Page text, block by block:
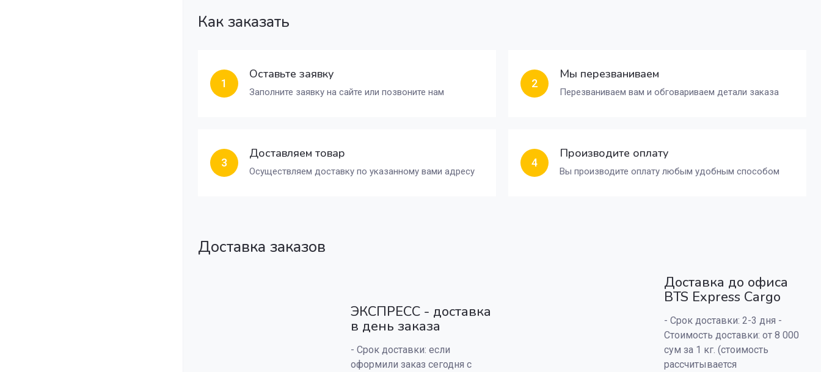
Как заказать
1
Оставьте заявку
Заполните заявку на сайте или позвоните нам
2
Мы перезваниваем
Перезваниваем вам и обговариваем детали заказа
3
Доставляем товар
Осуществляем доставку по указанному вами адресу
4
Производите оплату
Вы производите оплату любым удобным способом
Доставка заказов
ЭКСПРЕСС - доставка
в день заказа
- Срок доставки: если
оформили заказ сегодня с
Доставка до офиса
BTS Express Cargo
- Срок доставки: 2-3 дня -
Стоимость доставки: от 8 000
сум за 1 кг. (стоимость
рассчитывается